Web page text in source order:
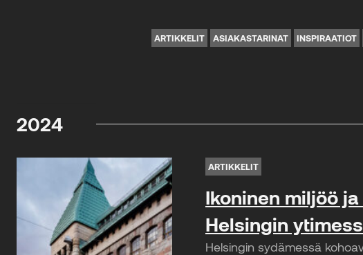
ARTIKKELIT ASIAKASTARINAT INSPIRAATIOT
2024
ARTIKKELIT
Ikoninen miljöö
Helsingin
Helsingin sydämessä